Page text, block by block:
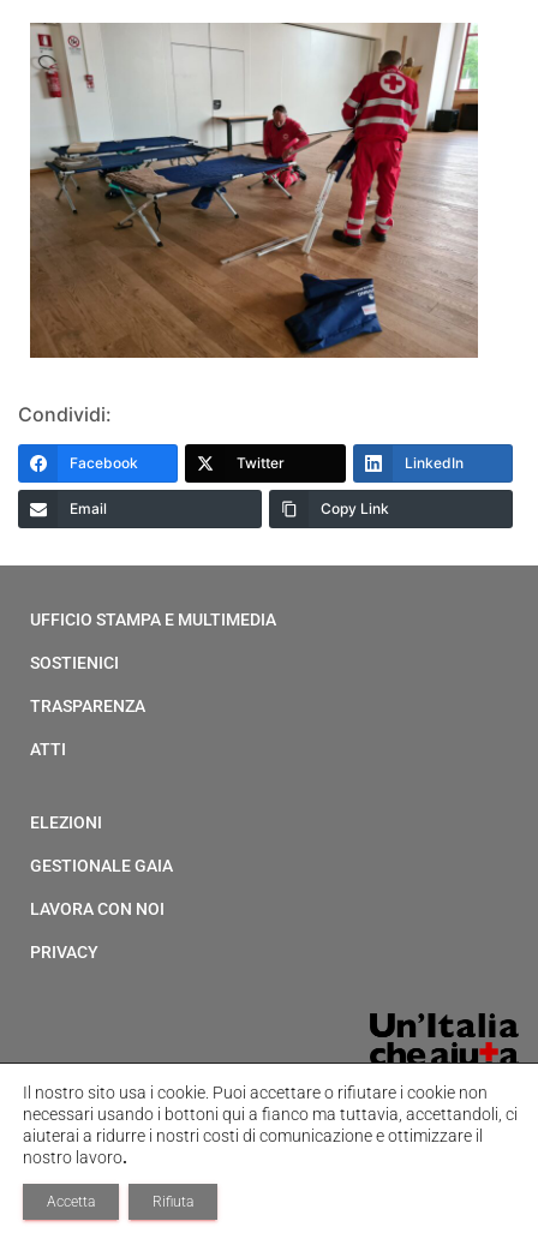
Condividi:
Facebook Twitter LinkedIn
Email Copy Link
UFFICIO STAMPA E MULTIMEDIA
SOSTIENICI
TRASPARENZA
ATTI
ELEZIONI
GESTIONALE GAIA
LAVORA CON NOI
PRIVACY
Il nostro sito usa i cookie. Puoi accettare o rifiutare i cookie non
necessari usando i bottoni qui a fianco ma tuttavia, accettandoli, ci
aiuterai a ridurre i nostri costi di comunicazione e ottimizzare il
nostro lavoro.
Accetta Rifiuta